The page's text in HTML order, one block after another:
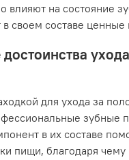
влияют на состояние
в своем составе ценные
для ухода за
зубные
в их составе
пищи, благодаря